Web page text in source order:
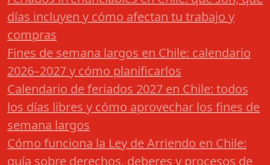
días incluyen y cómo afectan tu trabajo y
compras
Fines de semana largos en Chile: calendario
2026–2027 y cómo planificarlos
Calendario de feriados 2027 en Chile: todos
los días libres y cómo aprovechar los fines de
semana largos
Cómo funciona la Ley de Arriendo en Chile:
guía sobre derechos, deberes y procesos de